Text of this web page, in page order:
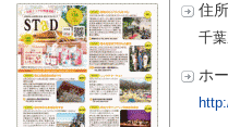
住所
千
ホ